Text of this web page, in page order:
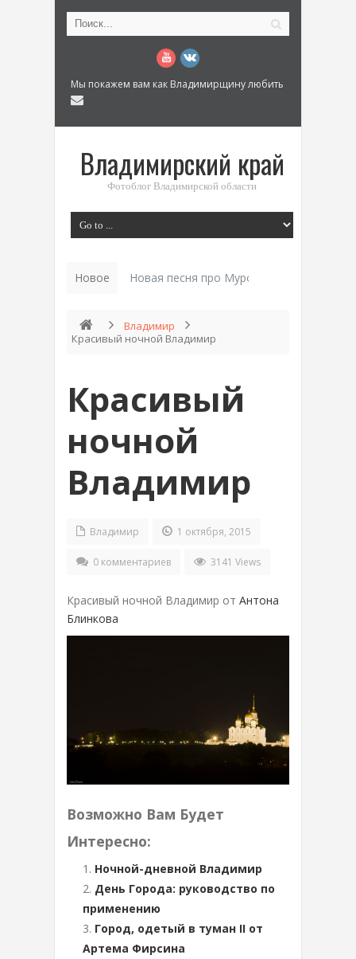
Мы покажем вам как Владимирщину любить
Владимирский край
Фотоблог Владимирской области
Новое Новая песня про Муром: «Былинный
Владимир
Красивый ночной Владимир
Красивый
ночной
Владимир
Владимир 1 октября, 2015
0 комментариев 3141 Views
Красивый ночной Владимир от Антона
Блинкова
Возможно Вам Будет
Интересно:
Ночной-дневной Владимир
День Города: руководство по
применению
Город, одетый в туман II от
Артема Фирсина